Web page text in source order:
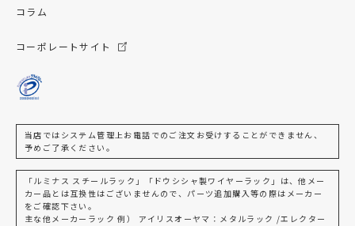
コラム
コーポレートサイト
当店ではシステム管理上お電話でのご注文お受けすることができません、
予めご了承ください。
「ルミナス スチールラック」「ドウシシャ製ワイヤーラック」は、他メー
カー品とは互換性はございませんので、パーツ追加購入等の際はメーカー
をご確認下さい。
主な他メーカーラック 例） アイリスオーヤマ：メタルラック /エレクター